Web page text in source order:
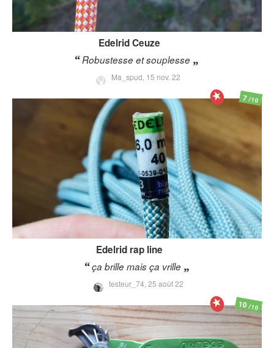
Edelrid Ceuze
Robustesse et souplesse
Ma_spud, 15 nov. 22
Edelrid rap line
ça brille mais ça vrille
testeur_74, 25 août 22
7/10
10/10